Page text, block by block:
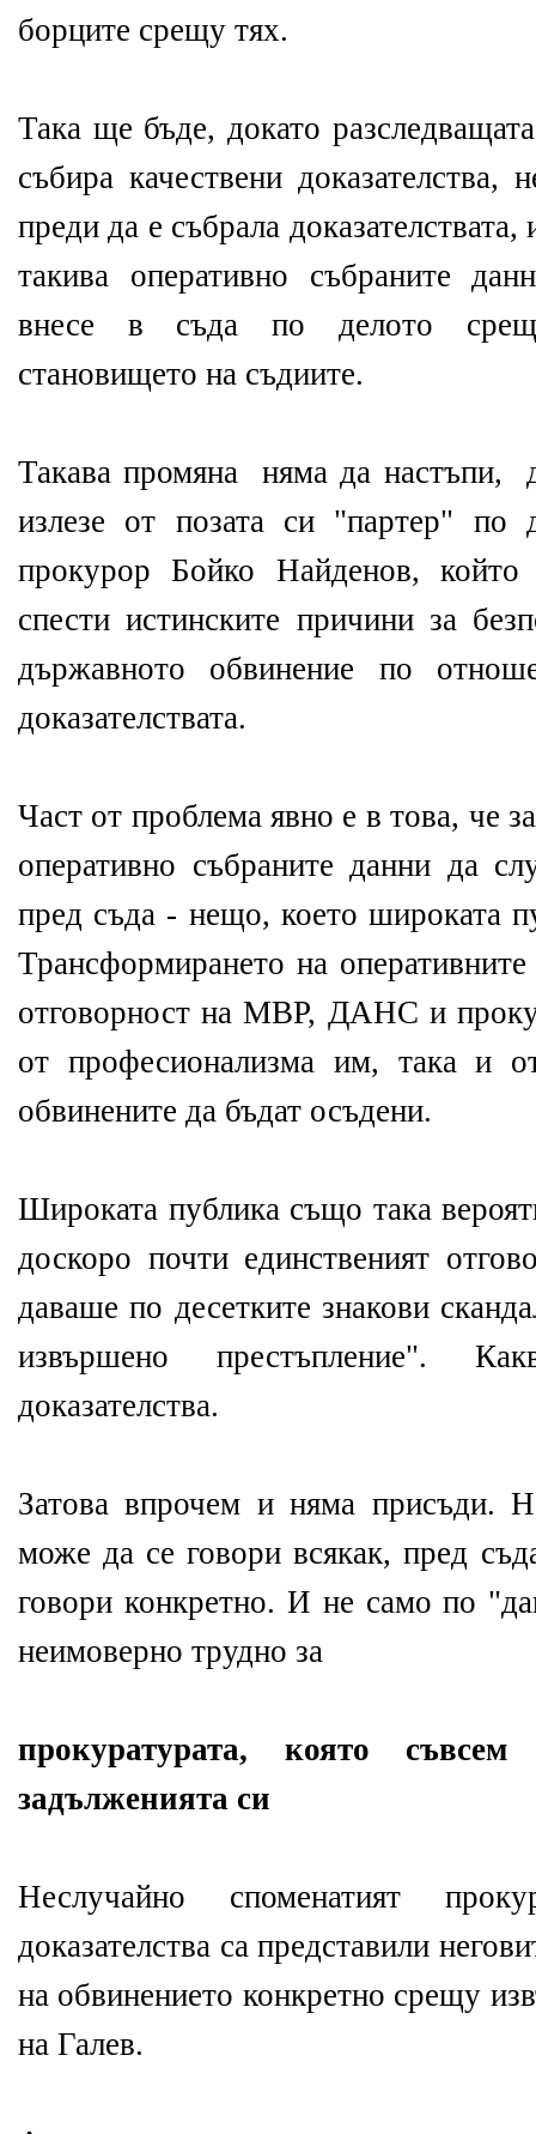
борците срещу тях.
Така ще бъде, докато
събира качествени доказателства,
преди да е събрала доказателствата,
такива оперативно събраните
внесе в съда по делото
становището на съдиите.
Такава промяна няма да настъпи,
излезе от позата си "партер" по
прокурор Бойко Найденов,
спести истинските причини за
държавното обвинение по
доказателствата.
Част от проблема явно е в това, че
оперативно събраните данни да
пред съда - нещо, което широката
Трансформирането на оперативните
отговорност на МВР, ДАНС и
от професионализма им, така и
обвинените да бъдат осъдени.
Широката публика също така
доскоро почти единственият
даваше по десетките знакови
извършено престъпление".
доказателства.
Затова впрочем и няма присъди.
може да се говори всякак, пред
говори конкретно. И не само по
неимоверно трудно за
прокуратурата, която
задълженията си
Неслучайно споменатият
доказателства са представили
на обвинението конкретно срещу
на Галев.